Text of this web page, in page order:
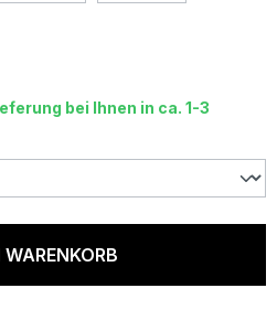
bei Ihnen in ca. 1-3
WARENKORB